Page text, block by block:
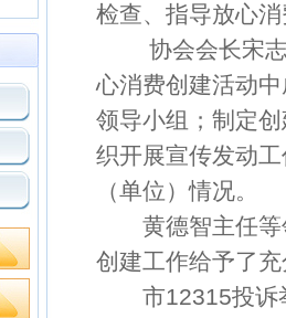
检查、指导放心
协会会长宋志
心消费创建活动
领导小组；制定
织开展宣传发动
（单位）情况。
黄德智主任等
创建工作给予了
市12315投诉举